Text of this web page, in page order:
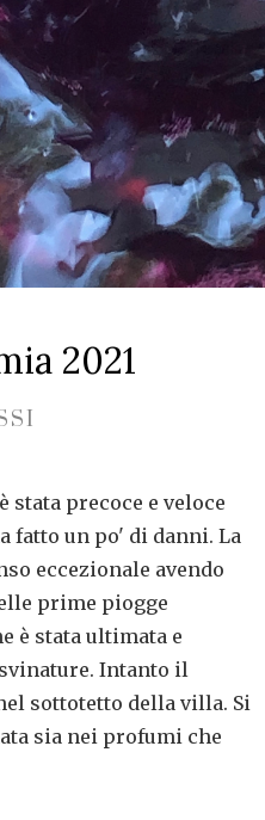
2021
stata precoce e veloce
fatto un po' di danni. La
eccezionale avendo
prime piogge
è stata ultimata e
Intanto il
sottotetto della villa. Si
sia nei profumi che